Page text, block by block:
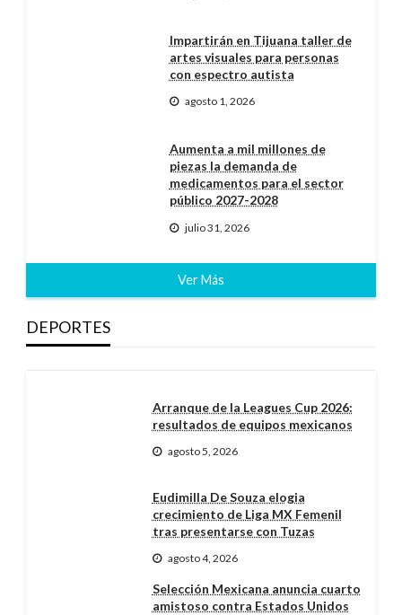
Impartirán en Tijuana taller de
artes visuales para personas
con espectro autista
agosto 1, 2026
Aumenta a mil millones de
piezas la demanda de
medicamentos para el sector
público 2027-2028
julio 31, 2026
Ver Más
DEPORTES
Arranque de la Leagues Cup 2026:
resultados de equipos mexicanos
agosto 5, 2026
Eudimilla De Souza elogia
crecimiento de Liga MX Femenil
tras presentarse con Tuzas
agosto 4, 2026
Selección Mexicana anuncia cuarto
amistoso contra Estados Unidos